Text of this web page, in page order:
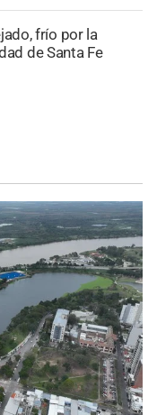
frío por la
de Santa Fe